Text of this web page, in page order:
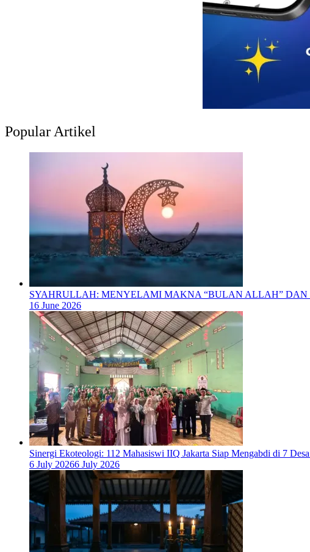
Popular Artikel
SYAHRULLAH: MENYELAMI MAKNA “BULAN ALLAH”
16 June 2026
‎Sinergi Ekoteologi: 112 Mahasiswi IIQ Jakarta Siap Mengabdi di 7
6 July 20266 July 2026